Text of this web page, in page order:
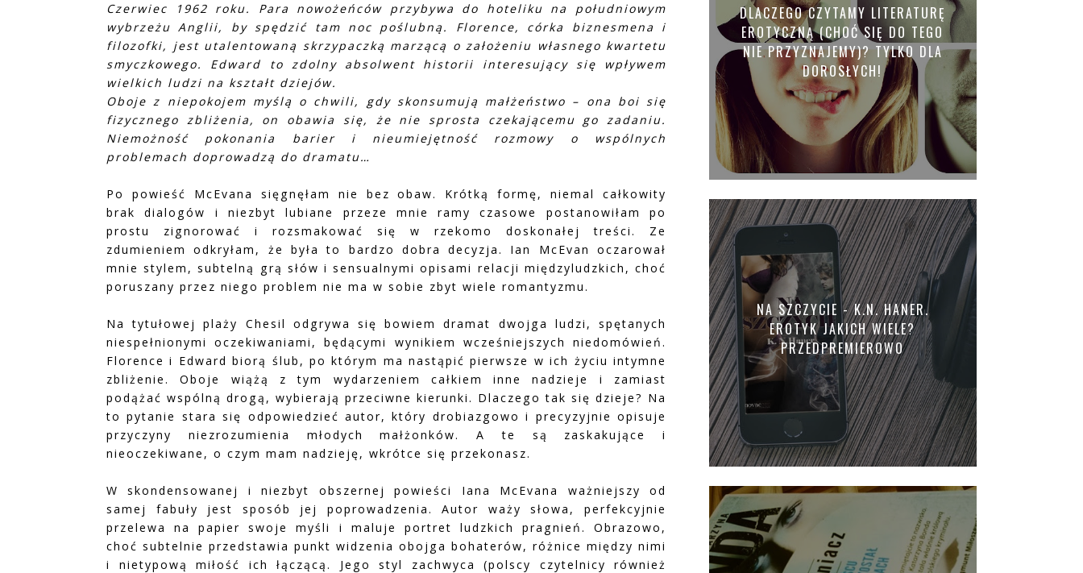
Czerwiec 1962 roku. Para nowożeńców przybywa do hoteliku na południowym
wybrzeżu Anglii, by spędzić tam noc poślubną. Florence, córka biznesmena i
filozofki, jest utalentowaną skrzypaczką marzącą o założeniu własnego kwartetu
smyczkowego. Edward to zdolny absolwent historii interesujący się wpływem
wielkich ludzi na kształt dziejów.
Oboje z niepokojem myślą o chwili, gdy skonsumują małżeństwo – ona boi się
fizycznego zbliżenia, on obawia się, że nie sprosta czekającemu go zadaniu.
Niemożność pokonania barier i nieumiejętność rozmowy o wspólnych
problemach doprowadzą do dramatu…
Po powieść McEvana sięgnęłam nie bez obaw. Krótką formę, niemal całkowity
brak dialogów i niezbyt lubiane przeze mnie ramy czasowe postanowiłam po
prostu zignorować i rozsmakować się w rzekomo doskonałej treści. Ze
zdumieniem odkryłam, że była to bardzo dobra decyzja. Ian McEvan oczarował
mnie stylem, subtelną grą słów i sensualnymi opisami relacji międzyludzkich, choć
poruszany przez niego problem nie ma w sobie zbyt wiele romantyzmu.
Na tytułowej plaży Chesil odgrywa się bowiem dramat dwojga ludzi, spętanych
niespełnionymi oczekiwaniami, będącymi wynikiem wcześniejszych niedomówień.
Florence i Edward biorą ślub, po którym ma nastąpić pierwsze w ich życiu intymne
zbliżenie. Oboje wiążą z tym wydarzeniem całkiem inne nadzieje i zamiast
podążać wspólną drogą, wybierają przeciwne kierunki. Dlaczego tak się dzieje? Na
to pytanie stara się odpowiedzieć autor, który drobiazgowo i precyzyjnie opisuje
przyczyny niezrozumienia młodych małżonków. A te są zaskakujące i
nieoczekiwane, o czym mam nadzieję, wkrótce się przekonasz.
W skondensowanej i niezbyt obszernej powieści Iana McEvana ważniejszy od
samej fabuły jest sposób jej poprowadzenia. Autor waży słowa, perfekcyjnie
przelewa na papier swoje myśli i maluje portret ludzkich pragnień. Obrazowo,
choć subtelnie przedstawia punkt widzenia obojga bohaterów, różnice między nimi
i nietypową miłość ich łączącą. Jego styl zachwyca (polscy czytelnicy również
DLACZEGO CZYTAMY LITERATURĘ
EROTYCZNĄ (CHOĆ SIĘ DO TEGO
NIE PRZYZNAJEMY)? TYLKO DLA
DOROSŁYCH!
NA SZCZYCIE - K.N. HANER.
EROTYK JAKICH WIELE?
PRZEDPREMIEROWO